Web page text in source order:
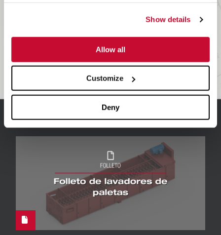
Show details
Allow all
Customize
Deny
2
Recursos relacionados